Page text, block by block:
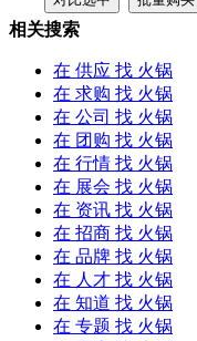
相关搜索
在 供应 找 火锅
在 求购 找 火锅
在 公司 找 火锅
在 团购 找 火锅
在 行情 找 火锅
在 展会 找 火锅
在 资讯 找 火锅
在 招商 找 火锅
在 品牌 找 火锅
在 人才 找 火锅
在 知道 找 火锅
在 专题 找 火锅